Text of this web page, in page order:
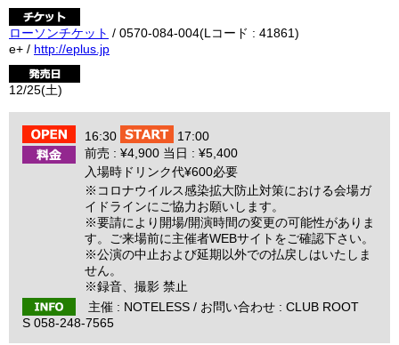
ローソンチケット / 0570-084-004(Lコード : 41861)
e+ / http://eplus.jp
12/25(土)
16:30
17:00
前売 : ¥4,900 当日 : ¥5,400
入場時ドリンク代¥600必要
※コロナウイルス感染拡大防止対策における会場ガ
イドラインにご協力お願いします。
※要請により開場/開演時間の変更の可能性がありま
す。ご来場前に主催者WEBサイトをご確認下さい。
※公演の中止および延期以外での払戻しはいたしま
せん。
※録音、撮影 禁止
主催 : NOTELESS / お問い合わせ : CLUB ROOT
S 058-248-7565